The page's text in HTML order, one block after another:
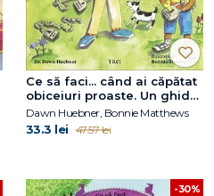
Ce să faci... când ai căpătat
obiceiuri proaste. Un ghid
destinat copiilor care nu
reușesc să scape de rosul
unghiilor și alte obiceiuri
Dawn Huebner, Bonnie Matthews
33.3 lei 47.57 lei
-30%